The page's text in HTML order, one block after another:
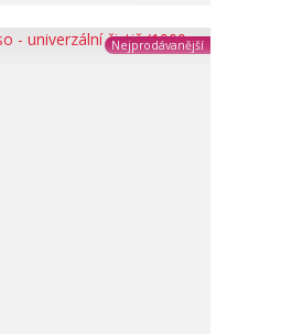
Nejprodávanější